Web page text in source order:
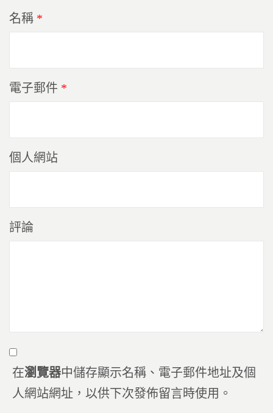
名稱 *
電子郵件 *
個人網站
評論
在瀏覽器中儲存顯示名稱、電子郵件地址及個
人網站網址，以供下次發佈留言時使用。